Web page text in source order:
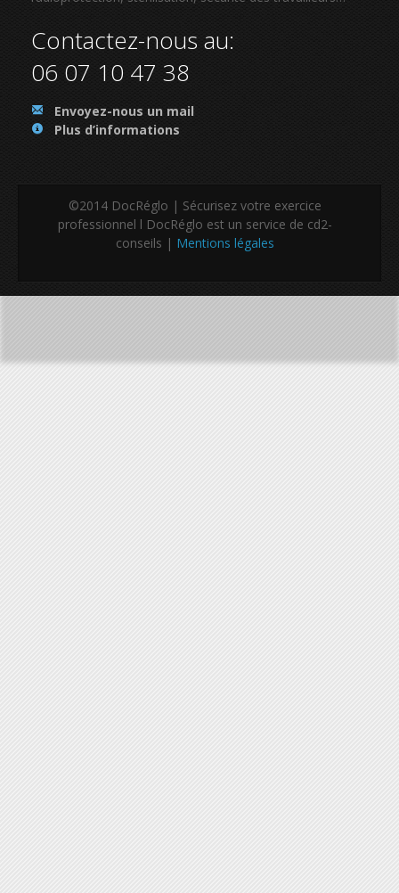
Contactez-nous au:
06 07 10 47 38
.
Envoyez-nous un mail
.
Plus d’informations
©2014 DocRéglo | Sécurisez votre exercice
professionnel l DocRéglo est un service de cd2-
conseils | Mentions légales